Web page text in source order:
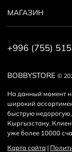
BOBBYSTORE ©
На данный момент
широкий
быструю недорогую
Кыргызстану.
уже более 10000
Карта сайта |
МАГАЗИН
+996 (755)